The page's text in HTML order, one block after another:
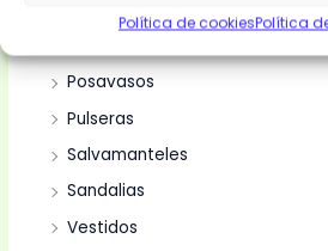
Política de cookiesPolítica
Posavasos
Pulseras
Salvamanteles
Sandalias
Vestidos